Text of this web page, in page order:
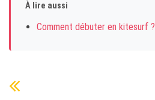
À lire aussi
Comment débuter en kitesurf ?